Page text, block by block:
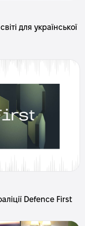
для української
Defence First